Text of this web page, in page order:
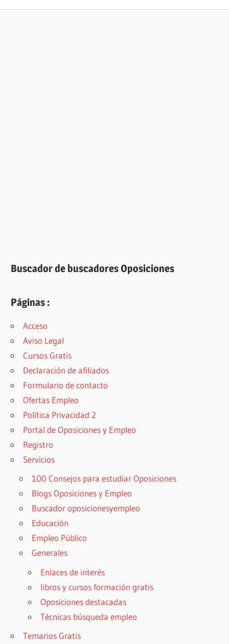
Buscador de buscadores Oposiciones
Páginas :
Acceso
Aviso Legal
Cursos Gratis
Declaración de afiliados
Formulario de contacto
Ofertas Empleo
Política Privacidad 2
Portal de Oposiciones y Empleo
Registro
Servicios
100 Consejos para estudiar Oposiciones
Blogs Oposiciones y Empleo
Buscador oposicionesyempleo
Educación
Empleo Público
Generales
Enlaces de interés
libros y cursos formación gratis
Oposiciones destacadas
Técnicas búsqueda empleo
Temarios Gratis